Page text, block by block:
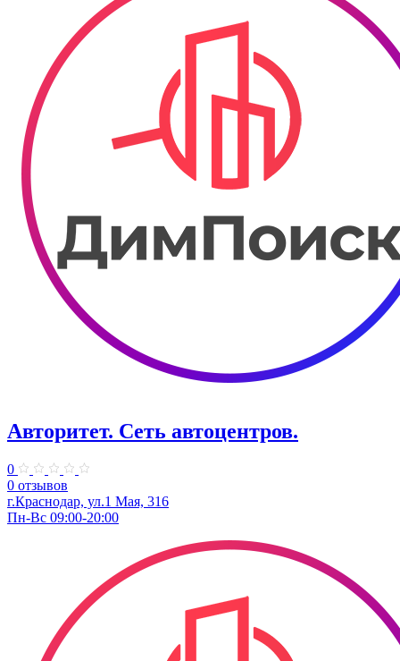
Авторитет. ​Сеть автоцентров.
0
0 отзывов
г.Краснодар, ул.​1 Мая, 316
Пн-Вс 09:00-20:00